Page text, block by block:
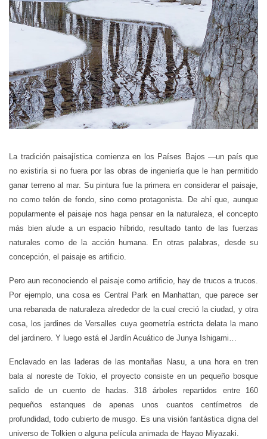
La tradición paisajística comienza en los Países Bajos —un país que
no existiría si no fuera por las obras de ingeniería que le han permitido
ganar terreno al mar. Su pintura fue la primera en considerar el paisaje,
no como telón de fondo, sino como protagonista. De ahí que, aunque
popularmente el paisaje nos haga pensar en la naturaleza, el concepto
más bien alude a un espacio híbrido, resultado tanto de las fuerzas
naturales como de la acción humana. En otras palabras, desde su
concepción, el paisaje es artificio.
Pero aun reconociendo el paisaje como artificio, hay de trucos a trucos.
Por ejemplo, una cosa es Central Park en Manhattan, que parece ser
una rebanada de naturaleza alrededor de la cual creció la ciudad, y otra
cosa, los jardines de Versalles cuya geometría estricta delata la mano
del jardinero. Y luego está el Jardín Acuático de Junya Ishigami…
Enclavado en las laderas de las montañas Nasu, a una hora en tren
bala al noreste de Tokio, el proyecto consiste en un pequeño bosque
salido de un cuento de hadas. 318 árboles repartidos entre 160
pequeños estanques de apenas unos cuantos centímetros de
profundidad, todo cubierto de musgo. Es una visión fantástica digna del
universo de Tolkien o alguna película animada de Hayao Miyazaki.